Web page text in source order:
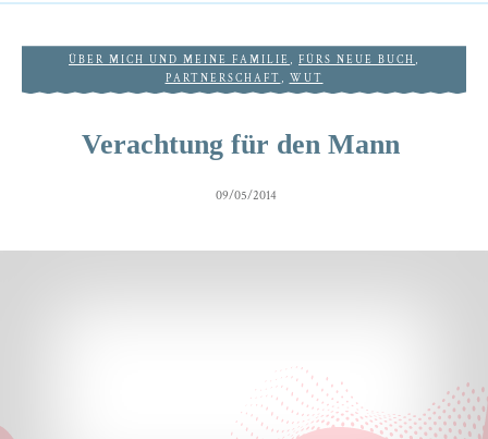
ÜBER MICH UND MEINE FAMILIE , FÜRS NEUE BUCH ,
PARTNERSCHAFT , WUT
Verachtung für den Mann
09/05/2014